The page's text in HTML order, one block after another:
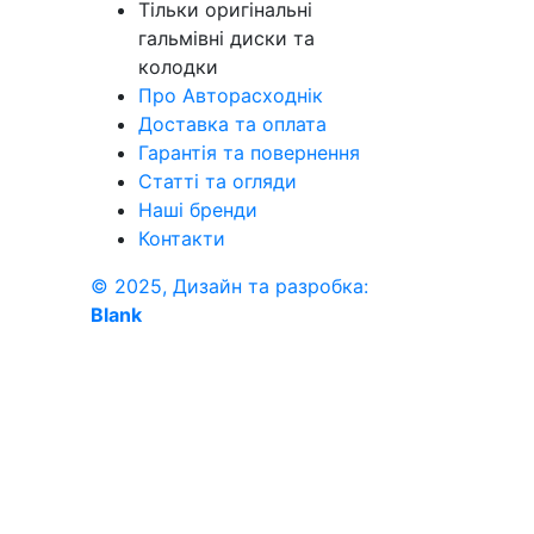
Тільки оригінальні
гальмівні диски та
колодки
Про Авторасходнік
Доставка та оплата
Гарантія та повернення
Статті та огляди
Наші бренди
Контакти
© 2025, Дизайн та разробка:
Blank